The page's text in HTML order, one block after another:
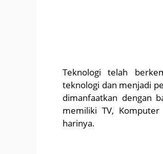
Teknologi telah
teknologi dan menjadi
dimanfaatkan dengan
memiliki TV,
harinya.